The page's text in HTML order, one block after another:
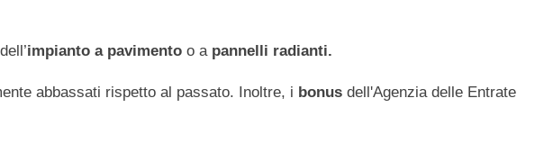
impianto a pavimento o apannelli radianti.
abbassati rispetto al passato. Inoltre, i bonus dell'Agenzia delle Entrate